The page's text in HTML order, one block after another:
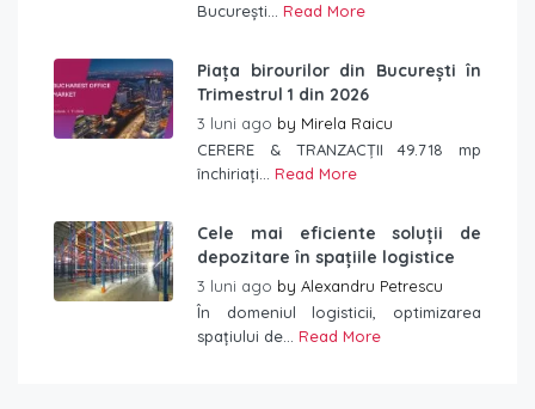
București... Read More
Piața birourilor din București în
Trimestrul 1 din 2026
3 luni ago by Mirela Raicu
CERERE & TRANZACȚII 49.718 mp
închiriați... Read More
Cele mai eficiente soluții de
depozitare în spațiile logistice
3 luni ago by Alexandru Petrescu
În domeniul logisticii, optimizarea
spațiului de... Read More